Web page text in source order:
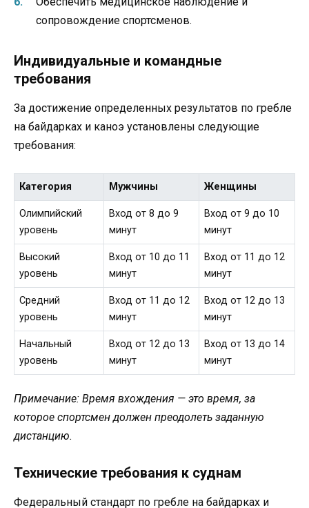
сопровождение спортсменов.
Индивидуальные и командные
требования
За достижение определенных результатов по гребле
на байдарках и каноэ установлены следующие
требования:
Категория Мужчины Женщины
Олимпийский
уровень
Вход от 8 до 9
минут
Вход от 9 до 10
минут
Высокий
уровень
Вход от 10 до 11
минут
Вход от 11 до 12
минут
Средний
уровень
Вход от 11 до 12
минут
Вход от 12 до 13
минут
Начальный
уровень
Вход от 12 до 13
минут
Вход от 13 до 14
минут
Примечание: Время вхождения — это время, за
которое спортсмен должен преодолеть заданную
дистанцию.
Технические требования к суднам
Федеральный стандарт по гребле на байдарках и